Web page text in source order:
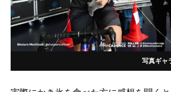
写真ギャ